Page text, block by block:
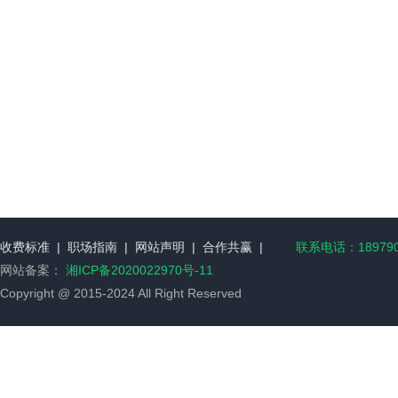
收费标准 | 职场指南 | 网站声明 | 合作共赢 |
联系电话：
网站备案： 湘ICP备2020022970号-11
Copyright @ 2015-2024 All Right Reserved